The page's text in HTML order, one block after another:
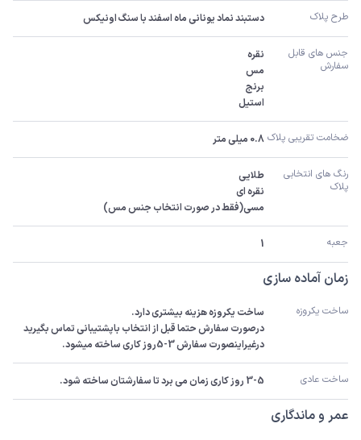
طرح پلاک دستبند نماد یونانی ماه اسفند با سنگ اونیکس
سفارش
استیل
ضخامت تقریبی پلاک 0.8 میلی متر
پلاک
مسی(فقط در صورت انتخاب جنس مس)
جعبه 1
زمان آماده سازی
ساخت یکروزه
درغیراینصورت سفارش 3-5روز کاری ساخته میشود.
ساخت عادی 3-5 روز کاری زمان می برد تا سفارشتان ساخته شود.
عمر و ماندگاری